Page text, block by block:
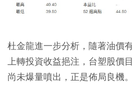
杜金龍進一步分析，隨著油價
上轉投資收益挹注，台塑股價
尚未爆量噴出，正是佈局良機。